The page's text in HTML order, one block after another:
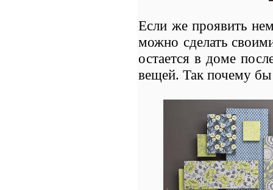
Если же проявить
можно сделать
остается в доме
вещей. Так почему бы